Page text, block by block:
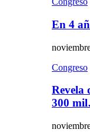
En 4
Congreso
Revela
300